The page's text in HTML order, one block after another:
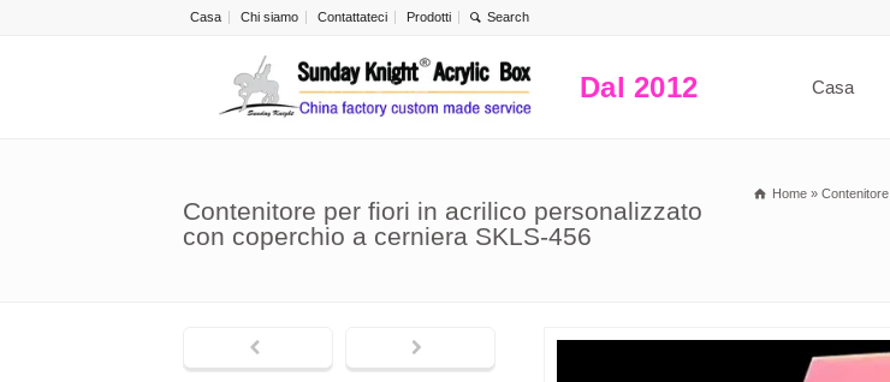
Casa Chi siamo Contattateci Prodotti
Dal 2012 Casa
Contenitore per fiori in acrilico personalizzato
con coperchio a cerniera SKLS-456
Home »